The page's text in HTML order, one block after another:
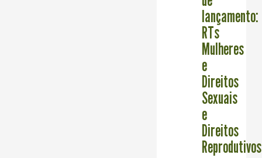
lançamento:
RTs
Mulheres
e
Direitos
Sexuais
e
Direitos
Reprodutivos